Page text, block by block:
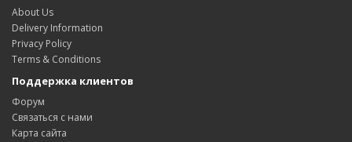
About Us
Delivery Information
Privacy Policy
Terms & Conditions
Поддержка клиентов
Форум
Связаться с нами
Карта сайта